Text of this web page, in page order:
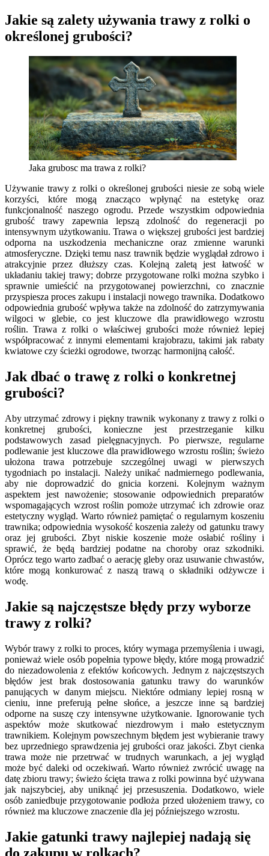
Jakie są zalety używania trawy z rolki o
określonej grubości?
Jaka grubosc ma trawa z rolki?
Używanie trawy z rolki o określonej grubości niesie ze sobą wiele
korzyści, które mogą znacząco wpłynąć na estetykę oraz
funkcjonalność naszego ogrodu. Przede wszystkim odpowiednia
grubość trawy zapewnia lepszą zdolność do regeneracji po
intensywnym użytkowaniu. Trawa o większej grubości jest bardziej
odporna na uszkodzenia mechaniczne oraz zmienne warunki
atmosferyczne. Dzięki temu nasz trawnik będzie wyglądał zdrowo i
atrakcyjnie przez dłuższy czas. Kolejną zaletą jest łatwość w
układaniu takiej trawy; dobrze przygotowane rolki można szybko i
sprawnie umieścić na przygotowanej powierzchni, co znacznie
przyspiesza proces zakupu i instalacji nowego trawnika. Dodatkowo
odpowiednia grubość wpływa także na zdolność do zatrzymywania
wilgoci w glebie, co jest kluczowe dla prawidłowego wzrostu
roślin. Trawa z rolki o właściwej grubości może również lepiej
współpracować z innymi elementami krajobrazu, takimi jak rabaty
kwiatowe czy ścieżki ogrodowe, tworząc harmonijną całość.
Jak dbać o trawę z rolki o konkretnej
grubości?
Aby utrzymać zdrowy i piękny trawnik wykonany z trawy z rolki o
konkretnej grubości, konieczne jest przestrzeganie kilku
podstawowych zasad pielęgnacyjnych. Po pierwsze, regularne
podlewanie jest kluczowe dla prawidłowego wzrostu roślin; świeżo
ułożona trawa potrzebuje szczególnej uwagi w pierwszych
tygodniach po instalacji. Należy unikać nadmiernego podlewania,
aby nie doprowadzić do gnicia korzeni. Kolejnym ważnym
aspektem jest nawożenie; stosowanie odpowiednich preparatów
wspomagających wzrost roślin pomoże utrzymać ich zdrowie oraz
estetyczny wygląd. Warto również pamiętać o regularnym koszeniu
trawnika; odpowiednia wysokość koszenia zależy od gatunku trawy
oraz jej grubości. Zbyt niskie koszenie może osłabić rośliny i
sprawić, że będą bardziej podatne na choroby oraz szkodniki.
Oprócz tego warto zadbać o aerację gleby oraz usuwanie chwastów,
które mogą konkurować z naszą trawą o składniki odżywcze i
wodę.
Jakie są najczęstsze błędy przy wyborze
trawy z rolki?
Wybór trawy z rolki to proces, który wymaga przemyślenia i uwagi,
ponieważ wiele osób popełnia typowe błędy, które mogą prowadzić
do niezadowolenia z efektów końcowych. Jednym z najczęstszych
błędów jest brak dostosowania gatunku trawy do warunków
panujących w danym miejscu. Niektóre odmiany lepiej rosną w
cieniu, inne preferują pełne słońce, a jeszcze inne są bardziej
odporne na suszę czy intensywne użytkowanie. Ignorowanie tych
aspektów może skutkować niezdrowym i mało estetycznym
trawnikiem. Kolejnym powszechnym błędem jest wybieranie trawy
bez uprzedniego sprawdzenia jej grubości oraz jakości. Zbyt cienka
trawa może nie przetrwać w trudnych warunkach, a jej wygląd
może być daleki od oczekiwań. Warto również zwrócić uwagę na
datę zbioru trawy; świeżo ścięta trawa z rolki powinna być używana
jak najszybciej, aby uniknąć jej przesuszenia. Dodatkowo, wiele
osób zaniedbuje przygotowanie podłoża przed ułożeniem trawy, co
również ma kluczowe znaczenie dla jej późniejszego wzrostu.
Jakie gatunki trawy najlepiej nadają się